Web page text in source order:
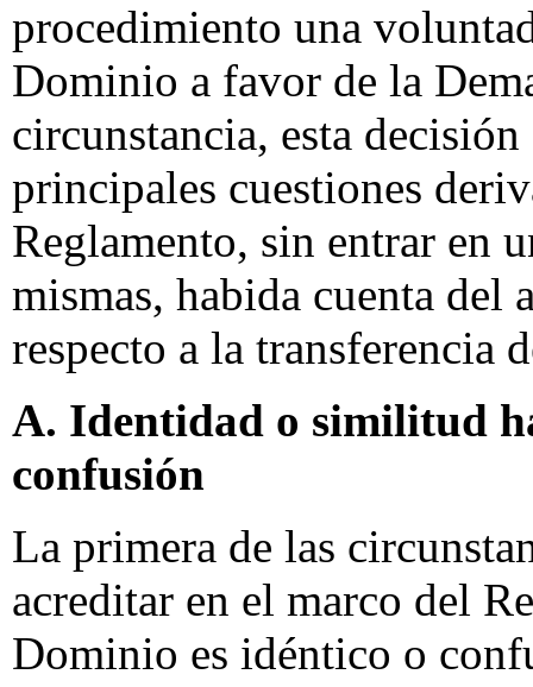
procedimiento una
Dominio a favor de la
circunstancia, esta
principales cuestiones
Reglamento, sin entrar en
mismas, habida cuenta del
respecto a la transferencia
A. Identidad o similitud
confusión
La primera de las
acreditar en el marco del
Dominio es idéntico o